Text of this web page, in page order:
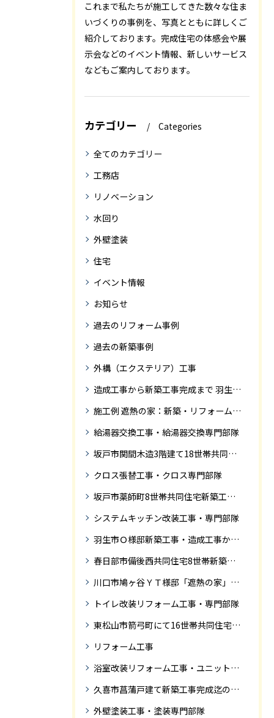
これまで私たちが施工してきた数々な住ま
いづくりの事例を、写真とともに詳しくご
紹介しております。完成住宅の体感会や展
示会などのイベント情報、新しいサービス
などもご案内しております。
カテゴリー Categories
全てのカテゴリー
工務店
リノベーション
水回り
外壁塗装
住宅
イベント情報
お知らせ
過去のリフォーム事例
過去の新築事例
外構（エクステリア）工事
造成工事から新築工事完成まで 羽生市Ｓ様邸新築工事・
施工例 遮熱の家：新築・リフォーム ドローンにて空撮
給湯器交換工事・給湯器交換専門部隊
坂戸市関間木造3階建て18世帯共同住宅の完成迄紹介
クロス張替工事・クロス専門部隊
坂戸市薬師町8世帯共同住宅新築工事完成迄の紹介です
システムキッチン改装工事・専門部隊
羽生市Ｏ様邸新築工事・造成工事から住宅完成までの紹介
春日部市備後西共同住宅8世帯新築工事完成迄の紹介です。
川口市鳩ヶ谷ＹＴ様邸「遮熱の家」工事状況
トイレ改装リフォーム工事・専門部隊
東松山市箭弓町にて16世帯共同住宅新築工事完成迄の紹介です。
リフォーム工事
浴室改装リフォーム工事・ユニットバス専門部隊
久喜市菖蒲戸建て新築工事完成迄の紹介
外壁塗装工事・塗装専門部隊